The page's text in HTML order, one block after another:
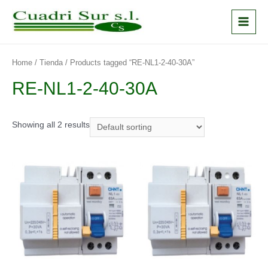
Main
Home / Tienda / Products tagged “RE-NL1-2-40-30A”
RE-NL1-2-40-30A
Showing all 2 results